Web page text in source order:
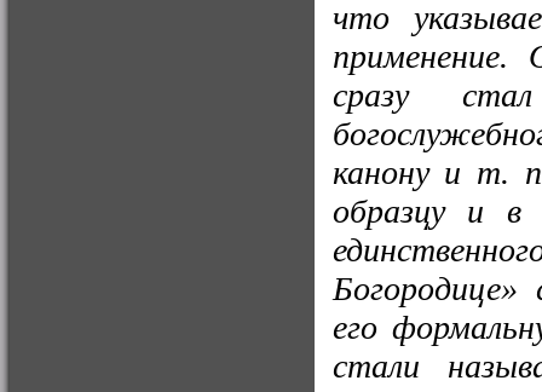
что
применение.
сразу стал
канону и т.
образцу и в
его
стали